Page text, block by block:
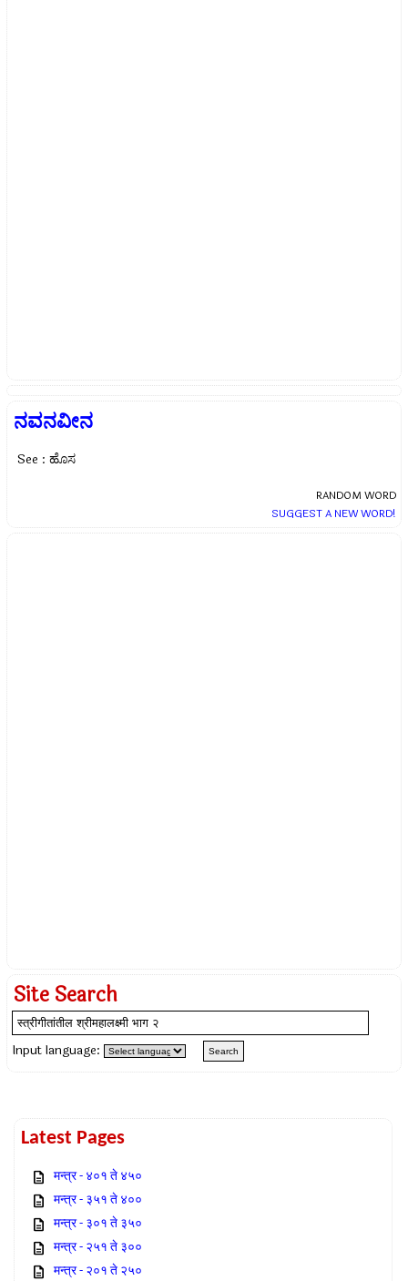
ನವನವೀನ
See : ಹೊಸ
RANDOM WORD
SUGGEST A NEW WORD!
Site Search
Input language:
Latest Pages
मन्त्र - ४०१ ते ४५०
मन्त्र - ३५१ ते ४००
मन्त्र - ३०१ ते ३५०
मन्त्र - २५१ ते ३००
मन्त्र - २०१ ते २५०